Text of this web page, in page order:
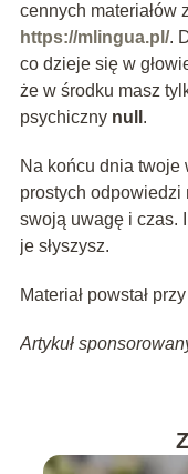
cennych materiałów
https://mlingua.pl/.
co dzieje się w
że w środku masz
psychiczny null .
Na końcu dnia twoje
prostych odpowiedzi
swoją uwagę i czas.
je słyszysz.
Materiał powstał
Artykuł